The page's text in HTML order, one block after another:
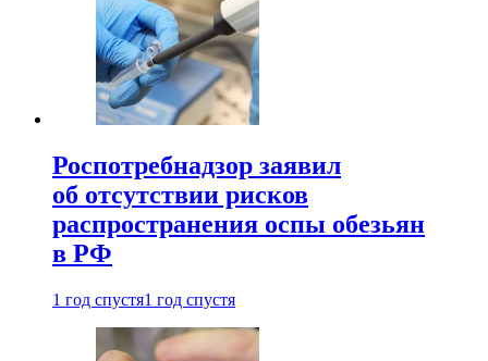
Роспотребнадзор заявил
об отсутствии рисков
распространения оспы обезьян
в РФ
1 год спустя1 год спустя